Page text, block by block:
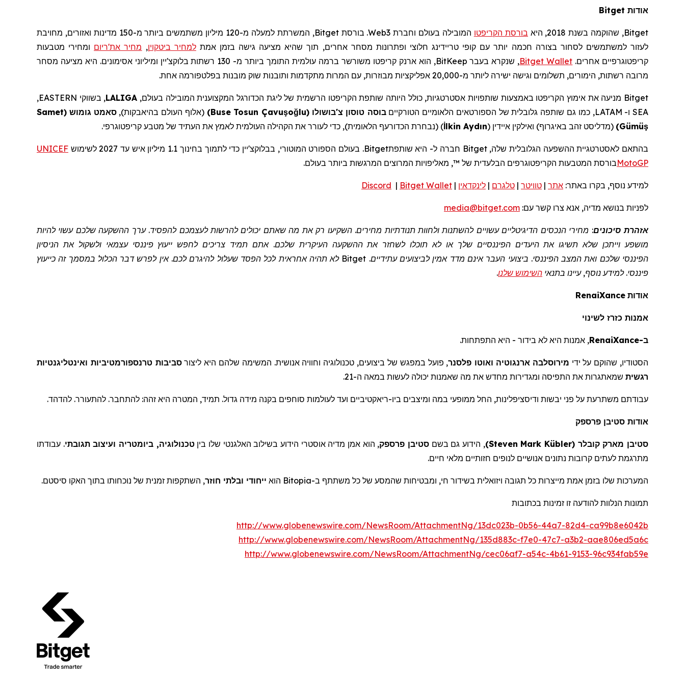
אודות Bitget
Bitget, שהוקמה בשנת 2018, היא בורסת הקריפטו המובילה בעולם וחברת Web3. בורסתBitget
, המשרתת למעלה מ-120 מיליון משתמשים ביותר מ-150 מדינות ואזורים, מחויבת
לעזור למשתמשים לסחור בצורה חכמה יותר עם קופי טריידינג חלוצי ופתרונות מסחר אחרים, תוך שהיא מציעה גישה בזמן אמתלמחיר ביטקוין, מחיר את'ריום ומחירי מטבעות
קריפטוגרפיים אחרים. Bitget Wallet , שנקרא בעבר BitKeep, הוא ארנקקריפטו משורשר ברמה עולמית התומך ביותר מ- 130 רשתות בלוקצ'יין ומיליוני אסימונים. היא מציעה מסחר
מרובה רשתות, הימורים, תשלומים וגישה ישירה ליותר מ-20,000 אפליקציות מבוזרות, עם המרות מתקדמות ותובנות שוק מובנות בפלטפורמה אחת.
Bitget מניעה את אימוץ הקריפטו באמצעות שותפויות אסטרטגיות, כולל היותה שותפת הקריפטו הרשמית של ליגת הכדורגל המקצוענית המובילה בעולם, LALIGA, בשווקי EASTERN
,
SEAו- LATAM, כמו גם שותפה גלובלית של הספורטאים הלאומיים הטורקייםבוסהטוסון צ'בושולו (
Buse Tosun Çavuşoğlu
) (אלוף העולם בהיאבקות),סאמט גומוש (
Samet
Gümüş
) (מדליסט זהב באיגרוף) ואילקין איידין ( İlkin Aydın ) (נבחרת הכדורעף הלאומית), כדי לעורר את הקהילה העולמית לאמץ את העתיד של מטבע קריפטוגרפי.
בהתאם לאסטרטגיית ההשפעה הגלובלית שלה,Bitget חברה ל- UNICEF כדי לתמוך בחינוך 1.1 מיליון איש עד 2027 לשימוש בבלוקצ'יין . בעולם הספורט המוטורי,Bitgetהיא שותפת
בורסת המטבעות הקריפטוגרפים הבלעדית שלMotoGP
™, מאליפויות המרוצים המרגשות ביותר בעולם.
למידע נוסף, בקרו באתר: אתר | טוויטר | טלגרם | לינקדאין |
Discord | Bitget Wallet
לפניות בנושא מדיה, אנא צרו קשר עם: media@bitget.com
אזהרת סיכונים: מחירי הנכסים הדיגיטליים עשויים להשתנות ולחוות תנודתיות מחירים. השקיעו רק את מה שאתם יכולים להרשות לעצמכם להפסיד. ערך ההשקעה שלכם עשוי להיות
מושפע וייתכן שלא תשיגו את היעדים הפיננסיים שלך או לא תוכלו לשחזר את ההשקעה העיקרית שלכם. אתם תמיד צריכים לחפש ייעוץ פיננסי עצמאי ולשקול את הניסיון
הפיננסי שלכם ואת המצב הפיננסי. ביצועי העבר אינם מדד אמין לביצועים עתידיים. Bitget לא תהיה אחראית לכל הפסד שעלול להיגרם לכם. אין לפרש דבר הכלול במסמך זה כייעוץ
פיננסי. למידע נוסף, עיינו בתנאי השימוש שלנו.
אודות RenaiXance
אמנות כזרז לשינוי
ב-RenaiXance, אמנות היא לא בידור - היא התפתחות.
הסטודיו, שהוקם על ידי מירוסלבה ארנגוטיה ואוטו פלסנר, פועל במפגש של ביצועים, טכנולוגיה וחוויה אנושית. המשימה שלהם היא ליצורסביבות טרנספורמטיביות ואינטליגנטיות
רגשית שמאתגרות את התפיסה ומגדירות מחדש את מה שאמנות יכולה לעשות במאה ה-21.
עבודתם משתרעת על פני יבשות ודיסציפלינות, החל ממופעי במה ומיצבים ביו-ריאקטיביים ועד לעולמות סוחפים בקנה מידה גדול. תמיד, המטרה היא זהה: להתחבר. להתעורר. להדהד.
אודות סטיבן פרספק
סטיבן מארקקובלר (
Steven Mark Kübler
), הידוע גם בשם סטיבן פרספק, הוא אמן מדיה אוסטרי הידוע בשילוב האלגנטי שלו ביןטכנולוגיה, ביומטריה ועיצוב תגובתי. עבודתו
מתרגמת לעתים קרובות נתונים אנושיים לנופים חזותיים מלאי חיים.
המערכות שלו בזמן אמת מייצרות כל תגובה ויזואלית בשידור חי, ומבטיחות שהמסע של כל משתתף ב-Bitopia הוא ייחודי ובלתי חוזר, השתקפות זמנית של נוכחותו בתוך האקו סיסטם.
תמונות הנלוות להודעה זו זמינות בכתובות
http://www.globenewswire.com/NewsRoom/AttachmentNg/13dc023b-0b56-44a7-82d4-ca99b8e6042b
http://www.globenewswire.com/NewsRoom/AttachmentNg/135d883c-f7e0-47c7-a3b2-aae806ed5a6c
http://www.globenewswire.com/NewsRoom/AttachmentNg/cec06af7-a54c-4b61-9153-96c934fab59e